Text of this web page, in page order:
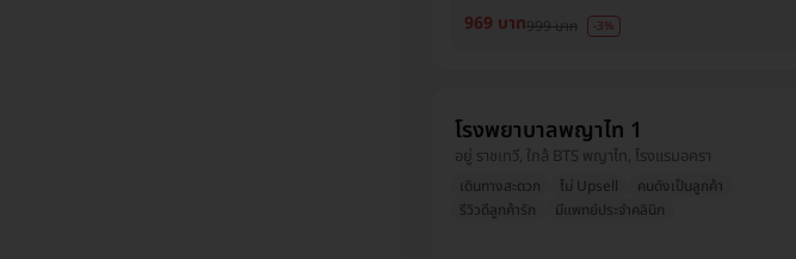
969 บาท999 บาท -3%
โรงพยาบาลพญาไท 1
อยู่ ราชเทวี, ใกล้ BTS พญาไท, โรงแรมอครา
เดินทางสะดวก ไม่ Upsell
คนดังเป็นลูกค้า
รีวิวดีลูกค้ารัก
มีแพทย์ประจำคลินิก